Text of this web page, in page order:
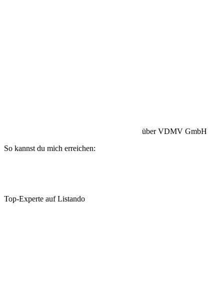
über VDMV GmbH
So kannst du mich erreichen:
Top-Experte auf Listando